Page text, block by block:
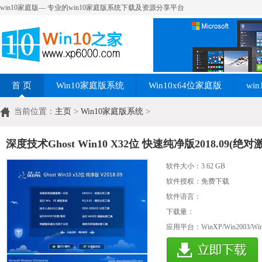
win10家庭版— 专业的win10家庭版系统下载及资源分享平台
首 页 Win10家庭版系统 Win10x64位家庭版
当前位置： 主页 > Win10家庭版系统 >
深度技术Ghost Win10 X32位 快速纯净版2018.09(绝对
软件大小： 3.62 GB
软件授权：免费下载
软件语言：
下载量：
应用平台：WinXP/Win2003/